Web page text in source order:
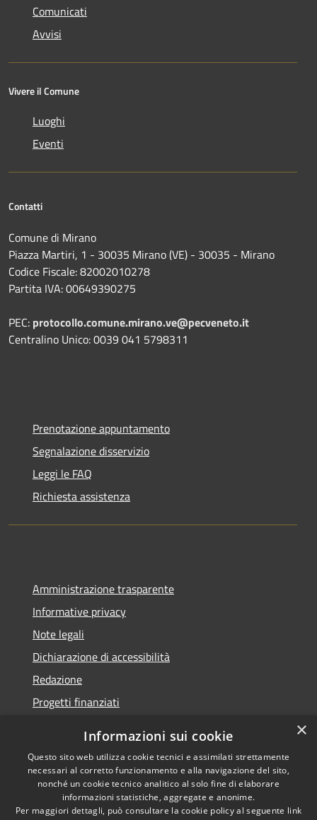
Comunicati
Avvisi
Vivere il Comune
Luoghi
Eventi
Contatti
Comune di Mirano
Piazza Martiri, 1 - 30035 Mirano (VE) - 30035 - Mirano
Codice Fiscale: 82002010278
Partita IVA: 00649390275
PEC: protocollo.comune.mirano.ve@pecveneto.it
Centralino Unico: 0039 041 5798311
Prenotazione appuntamento
Segnalazione disservizio
Leggi le FAQ
Richiesta assistenza
Amministrazione trasparente
Informative privacy
Note legali
Dichiarazione di accessibilità
Redazione
Progetti finanziati
RSS
Accessibilità
Privacy
Dichiarazione di
accessibilità• Copyright ©
2021 • Comune di Mirano
×
Informazioni sui cookie
Questo sito web utilizza cookie tecnici e assimilati strettamente
necessari al corretto funzionamento e alla navigazione del sito,
nonché un cookie tecnico analitico al solo fine di elaborare
informazioni statistiche, aggregate e anonime.
Per maggiori dettagli, può consultare la cookie policy al seguente link